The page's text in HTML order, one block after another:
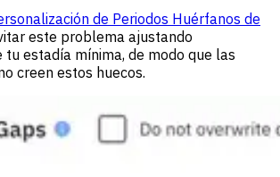
de Periodos Huérfanos de
este problema ajustando
estadía mínima, de modo que las
creen estos huecos.